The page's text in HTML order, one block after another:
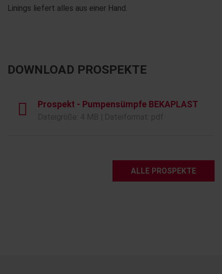
Linings liefert alles aus einer Hand.
DOWNLOAD PROSPEKTE
Prospekt - Pumpensümpfe BEKAPLAST
ALLE PROSPEKTE